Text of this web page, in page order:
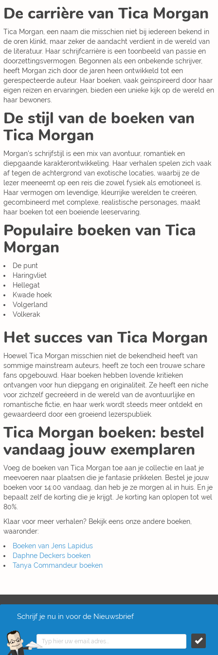
De carrière van Tica Morgan
Tica Morgan, een naam die misschien niet bij iedereen bekend in
de oren klinkt, maar zeker de aandacht verdient in de wereld van
de literatuur. Haar schrijfcarrière is een toonbeeld van passie en
doorzettingsvermogen. Begonnen als een onbekende schrijver,
heeft Morgan zich door de jaren heen ontwikkeld tot een
gerespecteerde auteur. Haar boeken, vaak geïnspireerd door haar
eigen reizen en ervaringen, bieden een unieke kijk op de wereld en
haar bewoners.
De stijl van de boeken van
Tica Morgan
Morgan's schrijfstijl is een mix van avontuur, romantiek en
diepgaande karakterontwikkeling. Haar verhalen spelen zich vaak
af tegen de achtergrond van exotische locaties, waarbij ze de
lezer meeneemt op een reis die zowel fysiek als emotioneel is.
Haar vermogen om levendige, kleurrijke werelden te creëren,
gecombineerd met complexe, realistische personages, maakt
haar boeken tot een boeiende leeservaring.
Populaire boeken van Tica
Morgan
De punt
Haringvliet
Hellegat
Kwade hoek
Volgerland
Volkerak
Het succes van Tica Morgan
Hoewel Tica Morgan misschien niet de bekendheid heeft van
sommige mainstream auteurs, heeft ze toch een trouwe schare
fans opgebouwd. Haar boeken hebben lovende kritieken
ontvangen voor hun diepgang en originaliteit. Ze heeft een niche
voor zichzelf gecreëerd in de wereld van de avontuurlijke en
romantische fictie, en haar werk wordt steeds meer ontdekt en
gewaardeerd door een groeiend lezerspubliek.
Tica Morgan boeken: bestel
vandaag jouw exemplaren
Voeg de boeken van Tica Morgan toe aan je collectie en laat je
meevoeren naar plaatsen die je fantasie prikkelen. Bestel je jouw
boeken voor 14:00 vandaag, dan heb je ze morgen al in huis. En je
bepaalt zelf de korting die je krijgt. Je korting kan oplopen tot wel
80%.
Klaar voor meer verhalen? Bekijk eens onze andere boeken,
waaronder:
Boeken van Jens Lapidus
Daphne Deckers boeken
Tanya Commandeur boeken
Schrijf je nu in voor de Nieuwsbrief